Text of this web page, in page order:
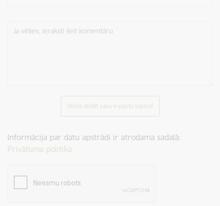
Ja vēlies, ieraksti šeit komentāru
Vēlos atstāt savu e-pastu saziņai
Informācija par datu apstrādi ir atrodama sadaļā:
Privātuma politika